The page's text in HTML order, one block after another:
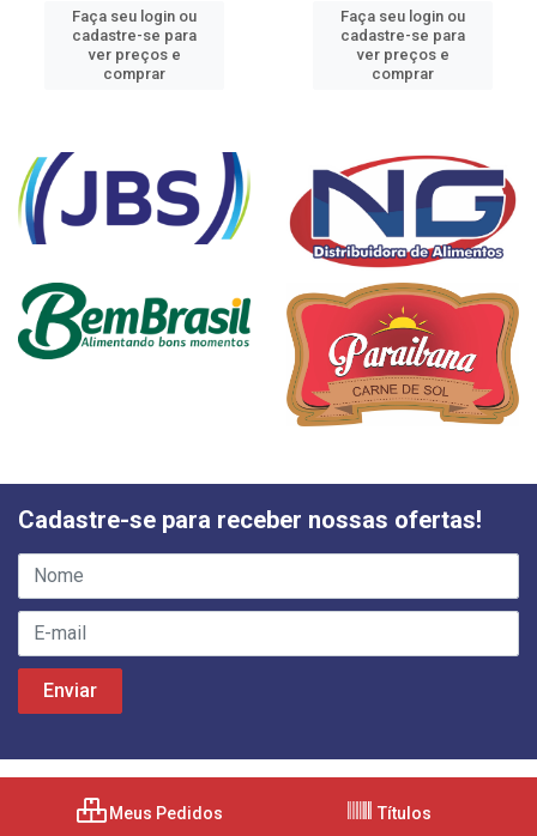
Faça seu login ou
cadastre-se para
ver preços e
comprar
Faça seu login ou
cadastre-se para
ver preços e
comprar
Cadastre-se para receber nossas ofertas!
Meus Pedidos Títulos